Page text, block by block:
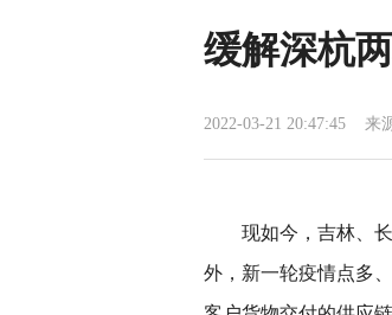
缓解深杭
2022-03-21 20:47:45 来
现如今，吉林、
外，新一轮疫情点多